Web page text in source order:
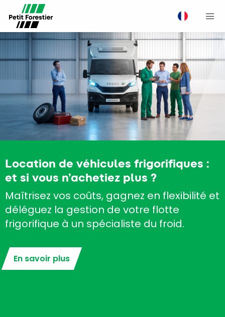
Location de véhicules frigorifiques :
et si vous n’achetiez plus ?
Maîtrisez vos coûts, gagnez en flexibilité et
déléguez la gestion de votre flotte
frigorifique à un spécialiste du froid.
En savoir plus